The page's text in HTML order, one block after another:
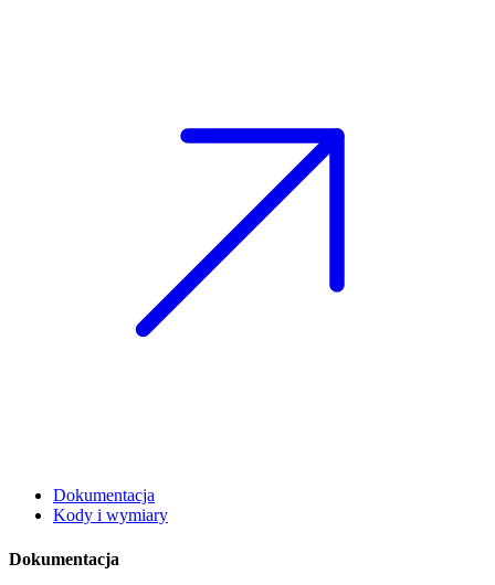
Dokumentacja
Kody i wymiary
Dokumentacja